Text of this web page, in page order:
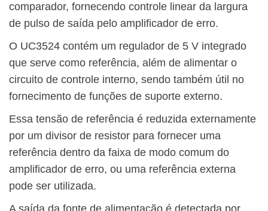
comparador, fornecendo controle linear da largura
de pulso de saída pelo amplificador de erro.
O UC3524 contém um regulador de 5 V integrado
que serve como referência, além de alimentar o
circuito de controle interno, sendo também útil no
fornecimento de funções de suporte externo.
Essa tensão de referência é reduzida externamente
por um divisor de resistor para fornecer uma
referência dentro da faixa de modo comum do
amplificador de erro, ou uma referência externa
pode ser utilizada.